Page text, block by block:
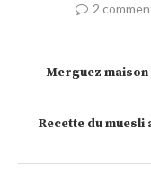
2
Merguez maison
Recette du muesli